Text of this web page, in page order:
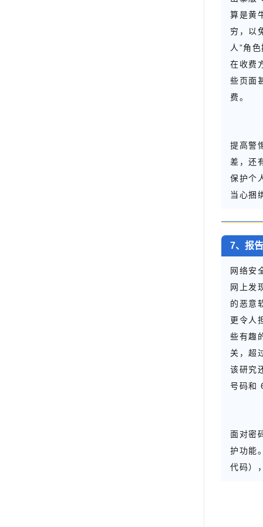
算是黄
穷，以
人”角
在收费
些页面
费。
提高警
差，还
保护个
当心捆
7、报
网络安
网上发
的恶意
更令人
些有趣
关，超
该研究
号码和
面对密
护功能
代码）